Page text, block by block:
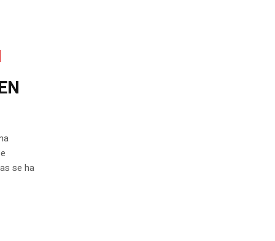
se ha